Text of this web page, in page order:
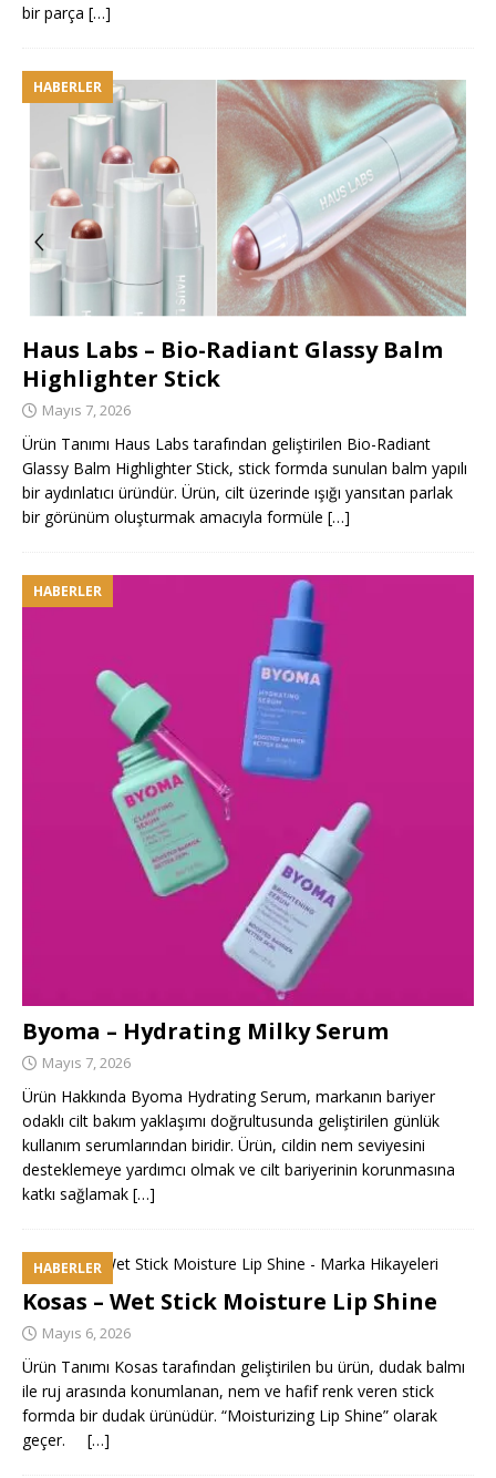
bir parça […]
HABERLER
Haus Labs – Bio-Radiant Glassy Balm
Highlighter Stick
Mayıs 7, 2026
Ürün Tanımı Haus Labs tarafından geliştirilen Bio-Radiant
Glassy Balm Highlighter Stick, stick formda sunulan balm yapılı
bir aydınlatıcı üründür. Ürün, cilt üzerinde ışığı yansıtan parlak
bir görünüm oluşturmak amacıyla formüle […]
HABERLER
Byoma – Hydrating Milky Serum
Mayıs 7, 2026
Ürün Hakkında Byoma Hydrating Serum, markanın bariyer
odaklı cilt bakım yaklaşımı doğrultusunda geliştirilen günlük
kullanım serumlarından biridir. Ürün, cildin nem seviyesini
desteklemeye yardımcı olmak ve cilt bariyerinin korunmasına
katkı sağlamak […]
HABERLER
Kosas – Wet Stick Moisture Lip Shine
Mayıs 6, 2026
Ürün Tanımı Kosas tarafından geliştirilen bu ürün, dudak balmı
ile ruj arasında konumlanan, nem ve hafif renk veren stick
formda bir dudak ürünüdür. “Moisturizing Lip Shine” olarak
geçer. […]